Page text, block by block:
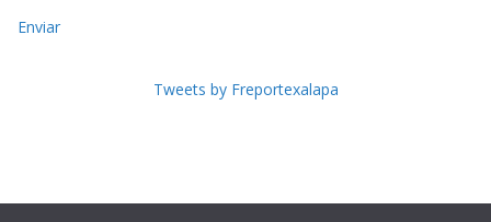
Enviar
Tweets by Freportexalapa